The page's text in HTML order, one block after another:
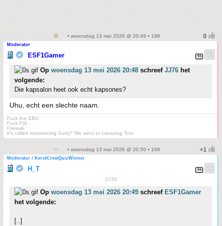
• woensdag 13 mei 2026 @ 20:49 • 198
Moderator
ESF1Gamer
Op woensdag 13 mei 2026 20:48 schreef JJ76 het
volgende:
Die kapsalon heet ook echt kapsones?
Uhu, echt een slechte naam.
Fuck the EBU
Fuck FIA
Pakaak
It's called motorracing.Sorry? We went to carracing Toto
• woensdag 13 mei 2026 @ 20:50 • 199
Moderator / KerstCrewQuizWinner
H_T
2733
Op woensdag 13 mei 2026 20:49 schreef ESF1Gamer
het volgende:
[..]